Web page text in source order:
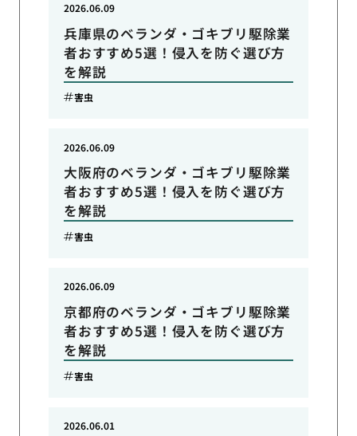
兵庫県のベランダ・ゴキブリ駆除業
者おすすめ5選！侵入を防ぐ選び方
を解説
2026.06.09
害虫
大阪府のベランダ・ゴキブリ駆除業
者おすすめ5選！侵入を防ぐ選び方
を解説
2026.06.09
害虫
京都府のベランダ・ゴキブリ駆除業
者おすすめ5選！侵入を防ぐ選び方
を解説
2026.06.09
害虫
2026.06.01